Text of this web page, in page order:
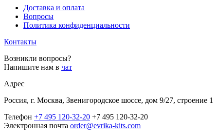
Доставка и оплата
Вопросы
Политика конфиденциальности
Контакты
Возникли вопросы?
Напишите нам в чат
Адрес
Россия, г. Москва, Звенигородское шоссе, дом 9/27, строение 1
Телефон +7 495 120-32-20 +7 495 120-32-20
Электронная почта order@evrika-kits.com